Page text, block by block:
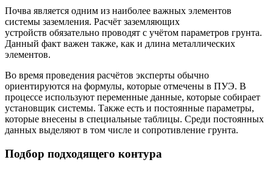
Почва является одним из наиболее важных элементов
системы заземления. Расчёт заземляющих
устройств обязательно проводят с учётом параметров грунта.
Данный факт важен также, как и длина металлических
элементов.
Во время проведения расчётов эксперты обычно
ориентируются на формулы, которые отмечены в ПУЭ. В
процессе используют переменные данные, которые собирает
установщик системы. Также есть и постоянные параметры,
которые внесены в специальные таблицы. Среди постоянных
данных выделяют в том числе и сопротивление грунта.
Подбор подходящего контура